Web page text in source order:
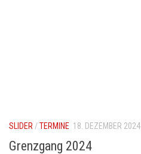
SLIDER/TERMINE 18. DEZEMBER 2024
Grenzgang 2024